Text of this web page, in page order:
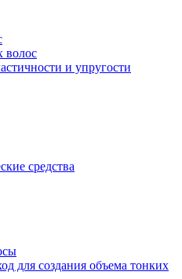
волос
и упругости
средства
для создания объема тонких